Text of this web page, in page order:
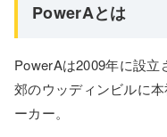
PowerAとは
PowerAは2009年に設
郊のウッディンビルに
ーカー。